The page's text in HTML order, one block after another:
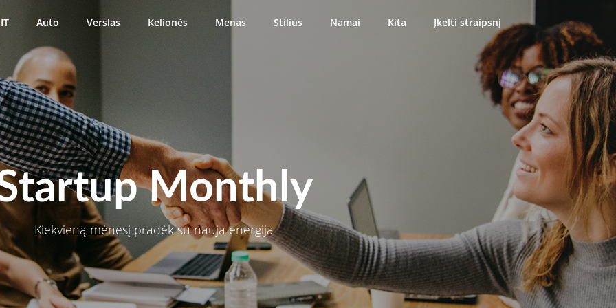
IT Auto Verslas Kelionės Menas Stilius Namai Kita Įkelti straipsnį
Monthly
Kiekvieną mėnesį pradėk su nauja energija